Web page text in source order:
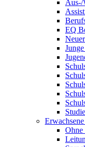
Aus-/
EQ
Ohne